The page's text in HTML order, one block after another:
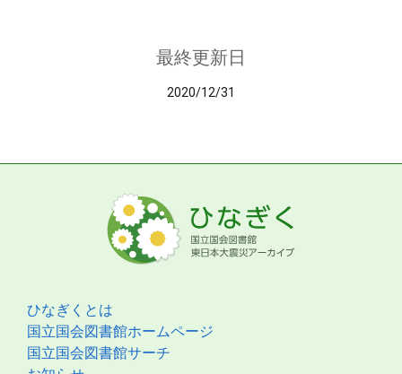
最終更新日
2020/12/31
ひなぎくとは
国立国会図書館ホームページ
国立国会図書館サーチ